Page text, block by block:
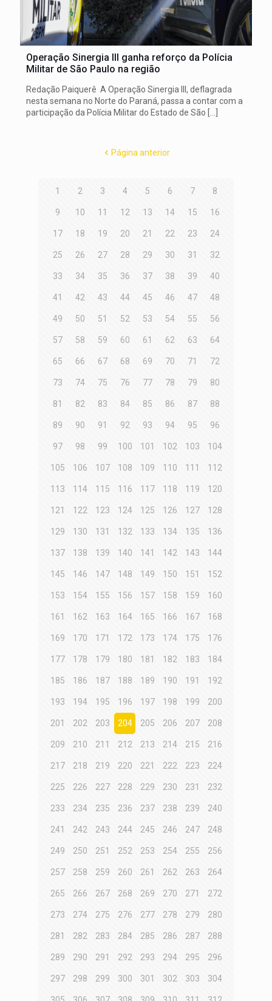
Operação Sinergia III ganha reforço da Polícia
Militar de São Paulo na região
Redação Paiquerê A Operação Sinergia III, deflagrada
nesta semana no Norte do Paraná, passa a contar com a
participação da Polícia Militar do Estado de São […]
Página anterior
1 2 3 4 5 6 7 8
9 10 11 12 13 14 15 16
17 18 19 20 21 22 23 24
25 26 27 28 29 30 31 32
33 34 35 36 37 38 39 40
41 42 43 44 45 46 47 48
49 50 51 52 53 54 55 56
57 58 59 60 61 62 63 64
65 66 67 68 69 70 71 72
73 74 75 76 77 78 79 80
81 82 83 84 85 86 87 88
89 90 91 92 93 94 95 96
97 98 99 100 101 102 103 104
105 106 107 108 109 110 111 112
113 114 115 116 117 118 119 120
121 122 123 124 125 126 127 128
129 130 131 132 133 134 135 136
137 138 139 140 141 142 143 144
145 146 147 148 149 150 151 152
153 154 155 156 157 158 159 160
161 162 163 164 165 166 167 168
169 170 171 172 173 174 175 176
177 178 179 180 181 182 183 184
185 186 187 188 189 190 191 192
193 194 195 196 197 198 199 200
201 202 203 204 205 206 207 208
209 210 211 212 213 214 215 216
217 218 219 220 221 222 223 224
225 226 227 228 229 230 231 232
233 234 235 236 237 238 239 240
241 242 243 244 245 246 247 248
249 250 251 252 253 254 255 256
257 258 259 260 261 262 263 264
265 266 267 268 269 270 271 272
273 274 275 276 277 278 279 280
281 282 283 284 285 286 287 288
289 290 291 292 293 294 295 296
297 298 299 300 301 302 303 304